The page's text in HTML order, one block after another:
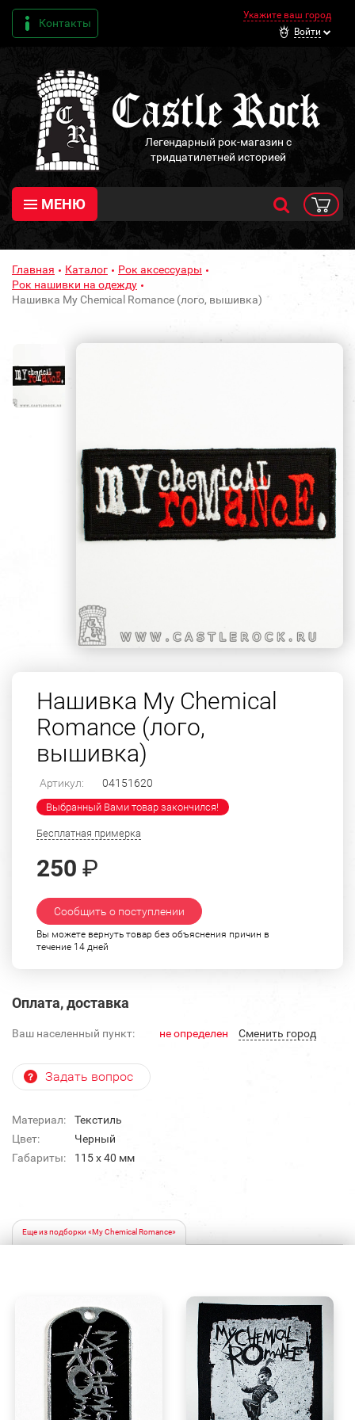
Контакты
Укажите ваш город
Войти
Легендарный рок-магазин с
тридцатилетней историей
МЕНЮ
Главная Каталог
Рок аксессуары
Рок нашивки на одежду
Нашивка My Chemical Romance (лого, вышивка)
Нашивка My Chemical
Romance (лого,
вышивка)
Артикул: 04151620
Выбранный Вами товар закончился!
Бесплатная примерка
250 ₽
Сообщить о поступлении
Вы можете вернуть товар без объяснения причин в
течение 14 дней
Оплата, доставка
Ваш населенный пункт: не определен Cменить город
Задать вопрос
Материал:
Текстиль
Цвет:
Черный
Габариты:
115 x 40 мм
Еще из подборки «My Chemical Romance»